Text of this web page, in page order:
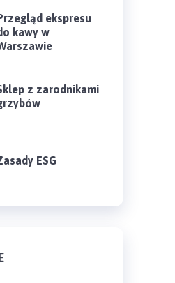
ekspresu
kawy w
z zarodnikami
ESG